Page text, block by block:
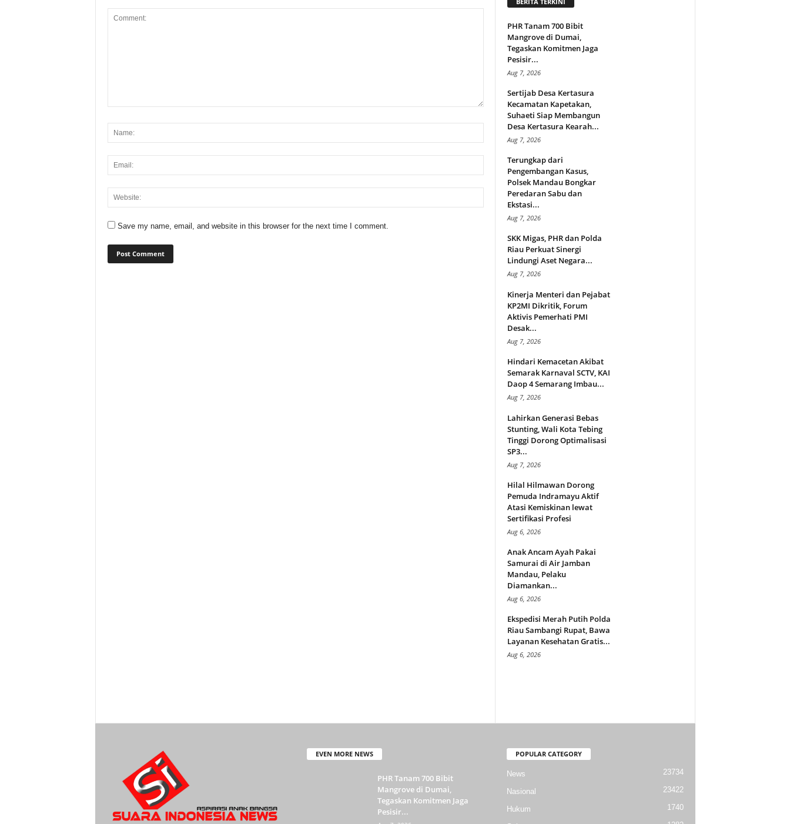
Save my name, email, and website in this browser for the next time I comment.
PHR Tanam 700 Bibit
Mangrove di Dumai,
Tegaskan Komitmen Jaga
Pesisir...
Aug 7, 2026
Sertijab Desa Kertasura
Kecamatan Kapetakan,
Suhaeti Siap Membangun
Desa Kertasura Kearah...
Aug 7, 2026
Terungkap dari
Pengembangan Kasus,
Polsek Mandau Bongkar
Peredaran Sabu dan
Ekstasi...
Aug 7, 2026
SKK Migas, PHR dan Polda
Riau Perkuat Sinergi
Lindungi Aset Negara...
Aug 7, 2026
Kinerja Menteri dan Pejabat
KP2MI Dikritik, Forum
Aktivis Pemerhati PMI
Desak...
Aug 7, 2026
Hindari Kemacetan Akibat
Semarak Karnaval SCTV, KAI
Daop 4 Semarang Imbau...
Aug 7, 2026
Lahirkan Generasi Bebas
Stunting, Wali Kota Tebing
Tinggi Dorong Optimalisasi
SP3...
Aug 7, 2026
Hilal Hilmawan Dorong
Pemuda Indramayu Aktif
Atasi Kemiskinan lewat
Sertifikasi Profesi
Aug 6, 2026
Anak Ancam Ayah Pakai
Samurai di Air Jamban
Mandau, Pelaku
Diamankan...
Aug 6, 2026
Ekspedisi Merah Putih Polda
Riau Sambangi Rupat, Bawa
Layanan Kesehatan Gratis...
Aug 6, 2026
EVEN MORE NEWS
PHR Tanam 700 Bibit
Mangrove di Dumai,
Tegaskan Komitmen Jaga
Pesisir...
POPULAR CATEGORY
News 23734
Nasional 23422
Hukum 1740